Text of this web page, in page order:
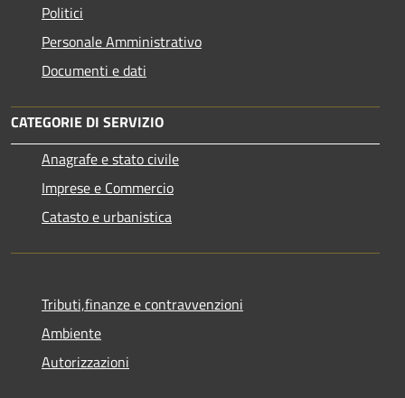
Politici
Personale Amministrativo
Documenti e dati
CATEGORIE DI SERVIZIO
Anagrafe e stato civile
Imprese e Commercio
Catasto e urbanistica
Tributi,finanze e contravvenzioni
Ambiente
Autorizzazioni